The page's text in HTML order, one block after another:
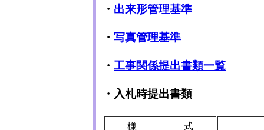
・ 出来形管理基準
・ 写真管理基準
・ 工事関係提出書類一覧
・ 入札時提出書類
様 式